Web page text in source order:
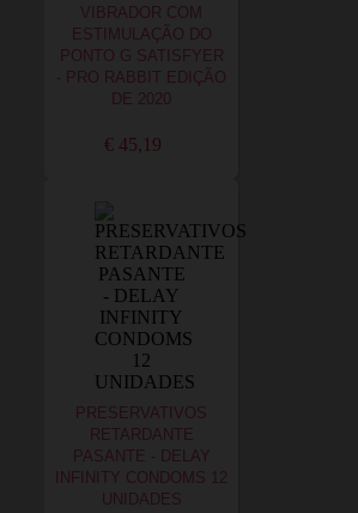
VIBRADOR COM
ESTIMULAÇÃO DO
PONTO G SATISFYER
- PRO RABBIT EDIÇÃO
DE 2020
€ 45,19
PRESERVATIVOS
RETARDANTE
PASANTE - DELAY
INFINITY CONDOMS 12
UNIDADES